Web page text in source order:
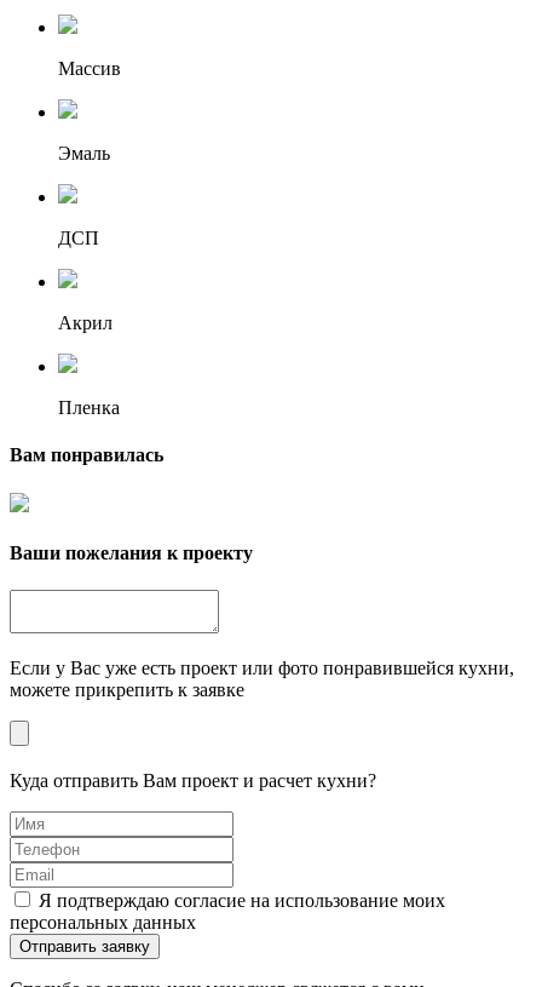
Массив
Эмаль
ДСП
Акрил
Пленка
Вам понравилась
Ваши пожелания к проекту
Если у Вас уже есть проект или фото понравившейся кухни,
можете прикрепить к заявке
Куда отправить Вам проект и расчет кухни?
Я подтверждаю согласие на использование моих
персональных данных
Отправить заявку